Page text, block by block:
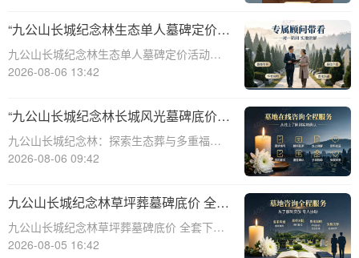
意识的增强和对生命意义的深刻理解，草坪
葬墓碑逐渐成为一种新型的、环保的、
“九公山长城纪念林生态单人墓碑定价
活动直降数千福利丰厚”
九公山长城纪念林生态单人墓碑定价活动，
直降数千，福利丰厚，为您的亲人提供一个
九公山长城纪念林生态单人墓碑的定价策
略、活动优惠以及相关福利，帮助您更好地
了解和选择适
2026-08-06 13:42
“九公山长城纪念林长城风光墓碑底价
生态葬多重福利叠加申领”
九公山长城纪念林：探索生态葬与多重福利
的完美融合☎ 九公山陵园电话:400-838-
渐从传统的土葬转向更为环保、节俭的生态
葬。九公山长城纪念林作为国内领先的
2026-08-06 09:42
九公山长城纪念林草坪葬墓碑底价 全套
下葬打包优惠同步享详解
九公山长城纪念林草坪葬墓碑底价 全套下葬
打包优惠同步享详解☎ 九公山陵园电话:400-
2026-08-05 16:42